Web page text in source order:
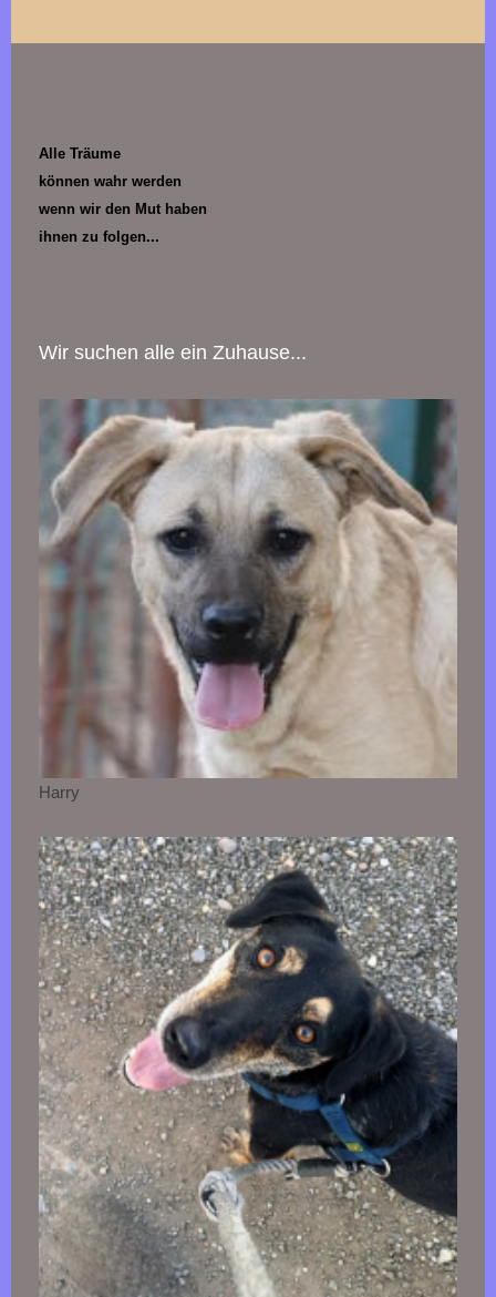
Alle Träume
können wahr werden
wenn wir den Mut haben
ihnen zu folgen...
Wir suchen alle ein Zuhause...
Harry